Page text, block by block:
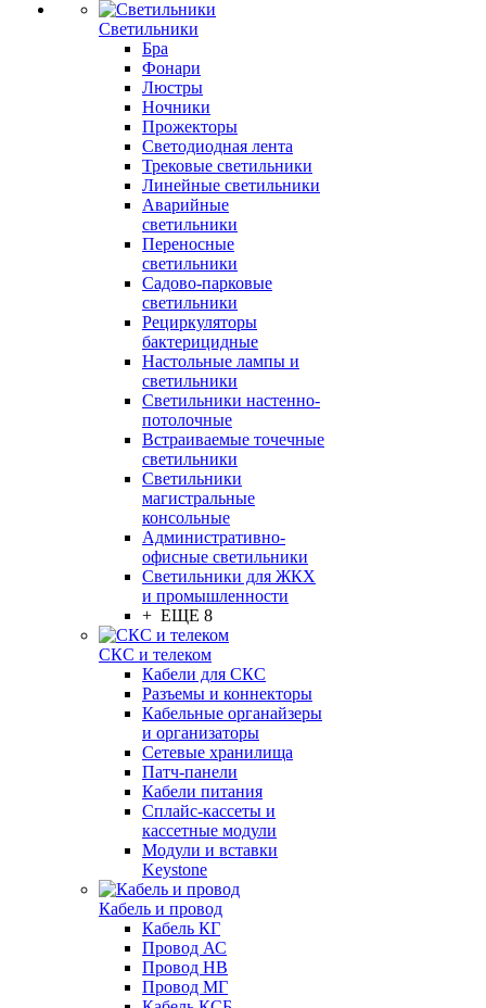
Светильники
Бра
Фонари
Люстры
Ночники
Прожекторы
Светодиодная лента
Трековые светильники
Линейные светильники
Аварийные
светильники
Переносные
светильники
Садово-парковые
светильники
Рециркуляторы
бактерицидные
Настольные лампы и
светильники
Светильники настенно-
потолочные
Встраиваемые точечные
светильники
Светильники
магистральные
консольные
Административно-
офисные светильники
Светильники для ЖКХ
и промышленности
+ ЕЩЕ 8
СКС и телеком
Кабели для СКС
Разъемы и коннекторы
Кабельные органайзеры
и организаторы
Сетевые хранилища
Патч-панели
Кабели питания
Сплайс-кассеты и
кассетные модули
Модули и вставки
Keystone
Кабель и провод
Кабель КГ
Провод АС
Провод НВ
Провод МГ